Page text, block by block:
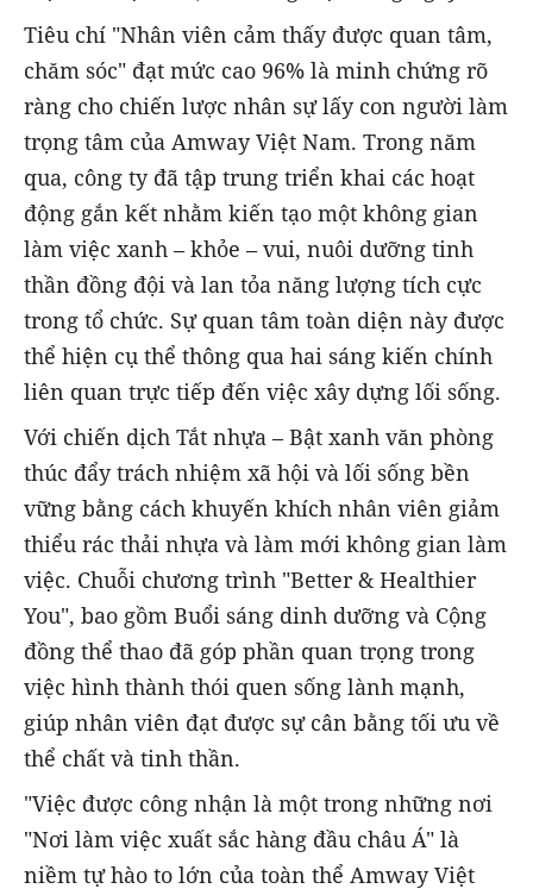
Tiêu chí "Nhân viên cảm thấy được quan tâm,
chăm sóc" đạt mức cao 96% là minh chứng rõ
ràng cho chiến lược nhân sự lấy con người làm
trọng tâm của Amway Việt Nam. Trong năm
qua, công ty đã tập trung triển khai các hoạt
động gắn kết nhằm kiến tạo một không gian
làm việc xanh – khỏe – vui, nuôi dưỡng tinh
thần đồng đội và lan tỏa năng lượng tích cực
trong tổ chức. Sự quan tâm toàn diện này được
thể hiện cụ thể thông qua hai sáng kiến chính
liên quan trực tiếp đến việc xây dựng lối sống.
Với chiến dịch Tắt nhựa – Bật xanh văn phòng
thúc đẩy trách nhiệm xã hội và lối sống bền
vững bằng cách khuyến khích nhân viên giảm
thiểu rác thải nhựa và làm mới không gian làm
việc. Chuỗi chương trình "Better & Healthier
You", bao gồm Buổi sáng dinh dưỡng và Cộng
đồng thể thao đã góp phần quan trọng trong
việc hình thành thói quen sống lành mạnh,
giúp nhân viên đạt được sự cân bằng tối ưu về
thể chất và tinh thần.
"Việc được công nhận là một trong những nơi
"Nơi làm việc xuất sắc hàng đầu châu Á" là
niềm tự hào to lớn của toàn thể Amway Việt